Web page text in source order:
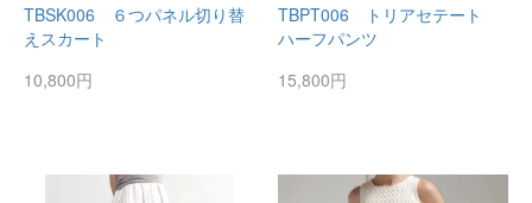
TBSK006 ６つパネル切り替
えスカート
10,800円
TBPT006 トリアセテート
ハーフパンツ
15,800円